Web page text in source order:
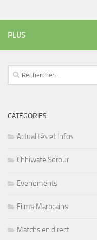
PLUS
Rechercher :
CATÉGORIES
Actualités et Infos
Chhiwate Sorour
Evenements
Films Marocains
Matchs en direct